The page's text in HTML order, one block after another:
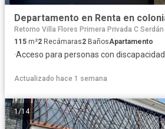
Retorno Villa Flores Primera Privada C Serdán
115 m²2 Recámaras2 BañosApartamento
·Acceso para personas con discapacidad
Actualizado hace 1 semana
1/14